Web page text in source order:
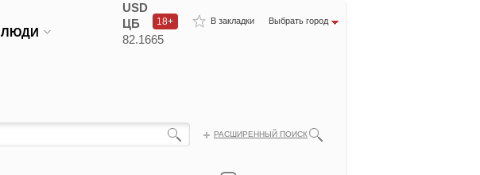
В закладки Выбрать город
18+
ЛЮДИ
USD
ЦБ
82.1665
РАСШИРЕННЫЙ ПОИСК